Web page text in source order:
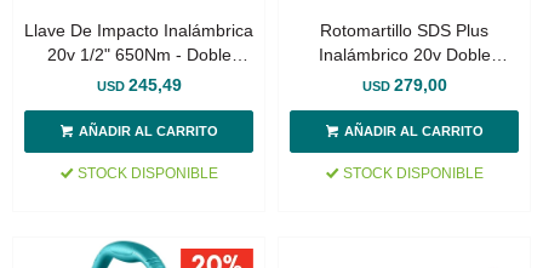
Llave De Impacto Inalámbrica
20v 1/2" 650Nm - Doble
Batería + Maletín
USD 245,49
STOCK DISPONIBLE
Rotomartillo SDS Plus
Inalámbrico 20v Doble
Batería 4.0Ah - Sin Carbones
USD 279,00
STOCK DISPONIBLE